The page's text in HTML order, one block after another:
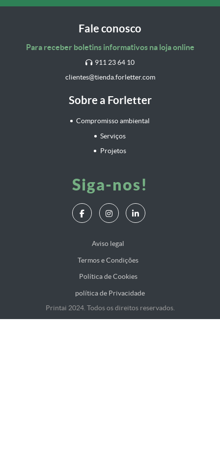
Fale conosco
Para receber boletins informativos na loja online
911 23 64 10
clientes@tienda.forletter.com
Sobre a Forletter
Compromisso ambiental
Serviços
Projetos
Siga-nos!
Aviso legal
Termos e Condições
Política de Cookies
política de Privacidade
Printai 2024. Todos os direitos reservados.